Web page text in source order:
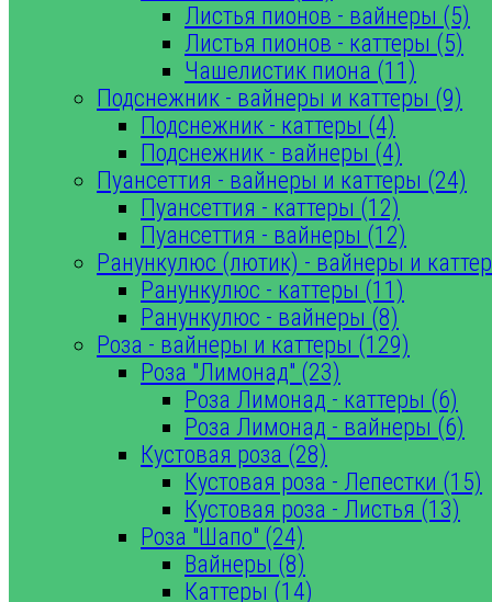
Листья пионов - вайнеры (5)
Листья пионов - каттеры (5)
Чашелистик пиона (11)
Подснежник - вайнеры и каттеры (9)
Подснежник - каттеры (4)
Подснежник - вайнеры (4)
Пуансеттия - вайнеры и каттеры (24)
Пуансеттия - каттеры (12)
Пуансеттия - вайнеры (12)
Ранункулюс (лютик) - вайнеры и
Ранункулюс - каттеры (11)
Ранункулюс - вайнеры (8)
Роза - вайнеры и каттеры (129)
Роза "Лимонад" (23)
Роза Лимонад - каттеры (6)
Роза Лимонад - вайнеры (6)
Кустовая роза (28)
Кустовая роза - Лепестки (15)
Кустовая роза - Листья (13)
Роза "Шапо" (24)
Вайнеры (8)
Каттеры (14)